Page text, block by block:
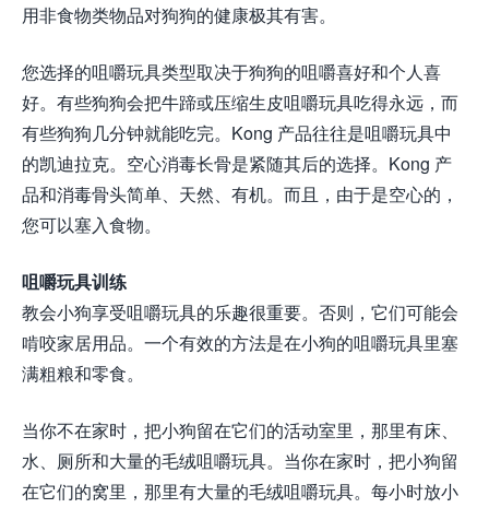
用非食物类物品对狗狗的健康极其有害。
您选择的咀嚼玩具类型取决于狗狗的咀嚼喜好和个人喜
好。有些狗狗会把牛蹄或压缩生皮咀嚼玩具吃得永远，而
有些狗狗几分钟就能吃完。Kong 产品往往是咀嚼玩具中
的凯迪拉克。空心消毒长骨是紧随其后的选择。Kong 产
品和消毒骨头简单、天然、有机。而且，由于是空心的，
您可以塞入食物。
咀嚼玩具训练
教会小狗享受咀嚼玩具的乐趣很重要。否则，它们可能会
啃咬家居用品。一个有效的方法是在小狗的咀嚼玩具里塞
满粗粮和零食。
当你不在家时，把小狗留在它们的活动室里，那里有床、
水、厕所和大量的毛绒咀嚼玩具。当你在家时，把小狗留
在它们的窝里，那里有大量的毛绒咀嚼玩具。每小时放小